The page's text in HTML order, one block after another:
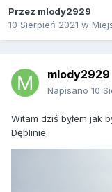
Przez mlody2929
10 Sierpień 2021 w
mlody2929
Napisano 10
Witam dziś byłem jak
Dęblinie